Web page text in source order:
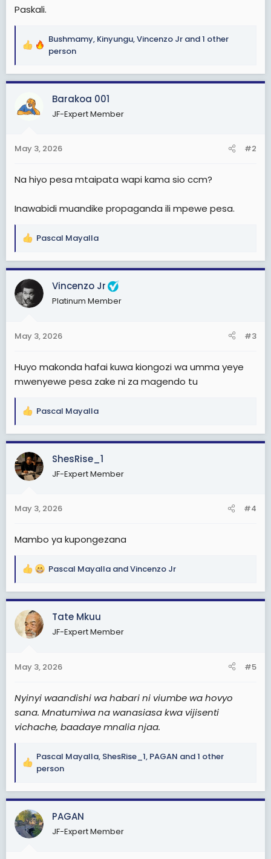
Paskali.
R
a
c
i
s
Bushmamy, Kinyungu,Vincenzo Jr and 1 other
person
Barakoa 001
JF-Expert Member
May 3, 2026 #2
Na hiyo pesa mtaipata wapi kama sio ccm?
Inawabidi muandike propaganda ili mpewe pesa.
R
a
c
t
i
s
Pascal Mayalla
Vincenzo Jr
Platinum Member
May 3, 2026 #3
Huyo makonda hafai kuwa kiongozi wa umma yeye
mwenyewe pesa zake ni za magendo tu
R
a
c
t
i
s
Pascal Mayalla
ShesRise_1
JF-Expert Member
May 3, 2026 #4
Mambo ya kupongezana
R
a
c
t
i
s
Pascal Mayalla andVincenzo Jr
Tate Mkuu
JF-Expert Member
May 3, 2026 #5
Nyinyi waandishi wa habari ni viumbe wa hovyo
sana. Mnatumiwa na wanasiasa kwa vijisenti
vichache, baadaye mnalia njaa.
R
a
c
t
i
o
Pascal Mayalla, ShesRise_1, PAGAN and 1 other
person
PAGAN
JF-Expert Member